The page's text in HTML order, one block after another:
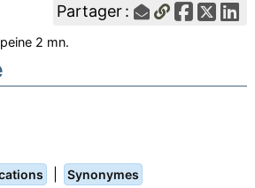
Partager :
2 mn.
Synonymes